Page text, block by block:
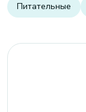
Питательные